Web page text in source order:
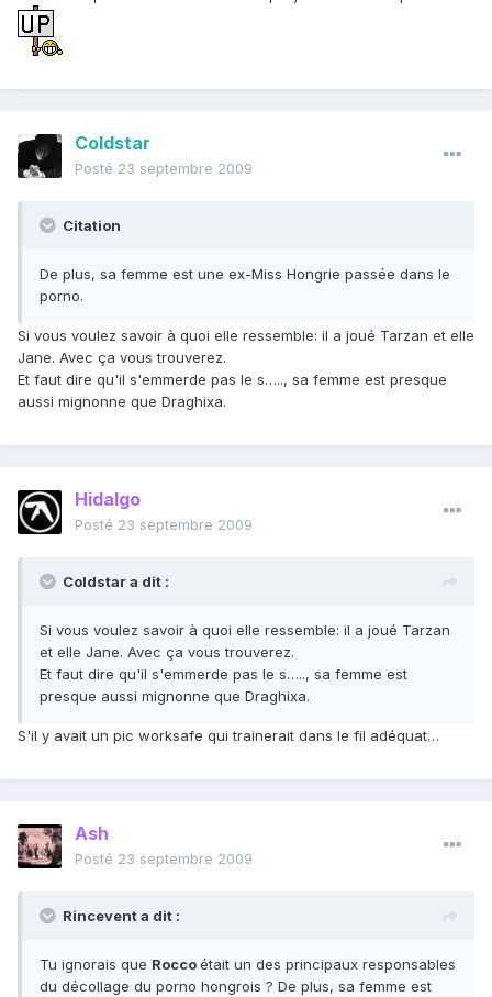
Coldstar
Posté 23 septembre 2009
Citation
De plus, sa femme est une ex-Miss Hongrie passée dans le
porno.
Si vous voulez savoir à quoi elle ressemble: il a joué Tarzan et elle
Jane. Avec ça vous trouverez.
Et faut dire qu'il s'emmerde pas le s….., sa femme est presque
aussi mignonne que Draghixa.
Hidalgo
Posté 23 septembre 2009
Coldstar a dit :
Si vous voulez savoir à quoi elle ressemble: il a joué Tarzan
et elle Jane. Avec ça vous trouverez.
Et faut dire qu'il s'emmerde pas le s….., sa femme est
presque aussi mignonne que Draghixa.
S'il y avait un pic worksafe qui trainerait dans le fil adéquat…
Ash
Posté 23 septembre 2009
Rincevent a dit :
Tu ignorais que Roccoétait un des principaux responsables
du décollage du porno hongrois ? De plus, sa femme est